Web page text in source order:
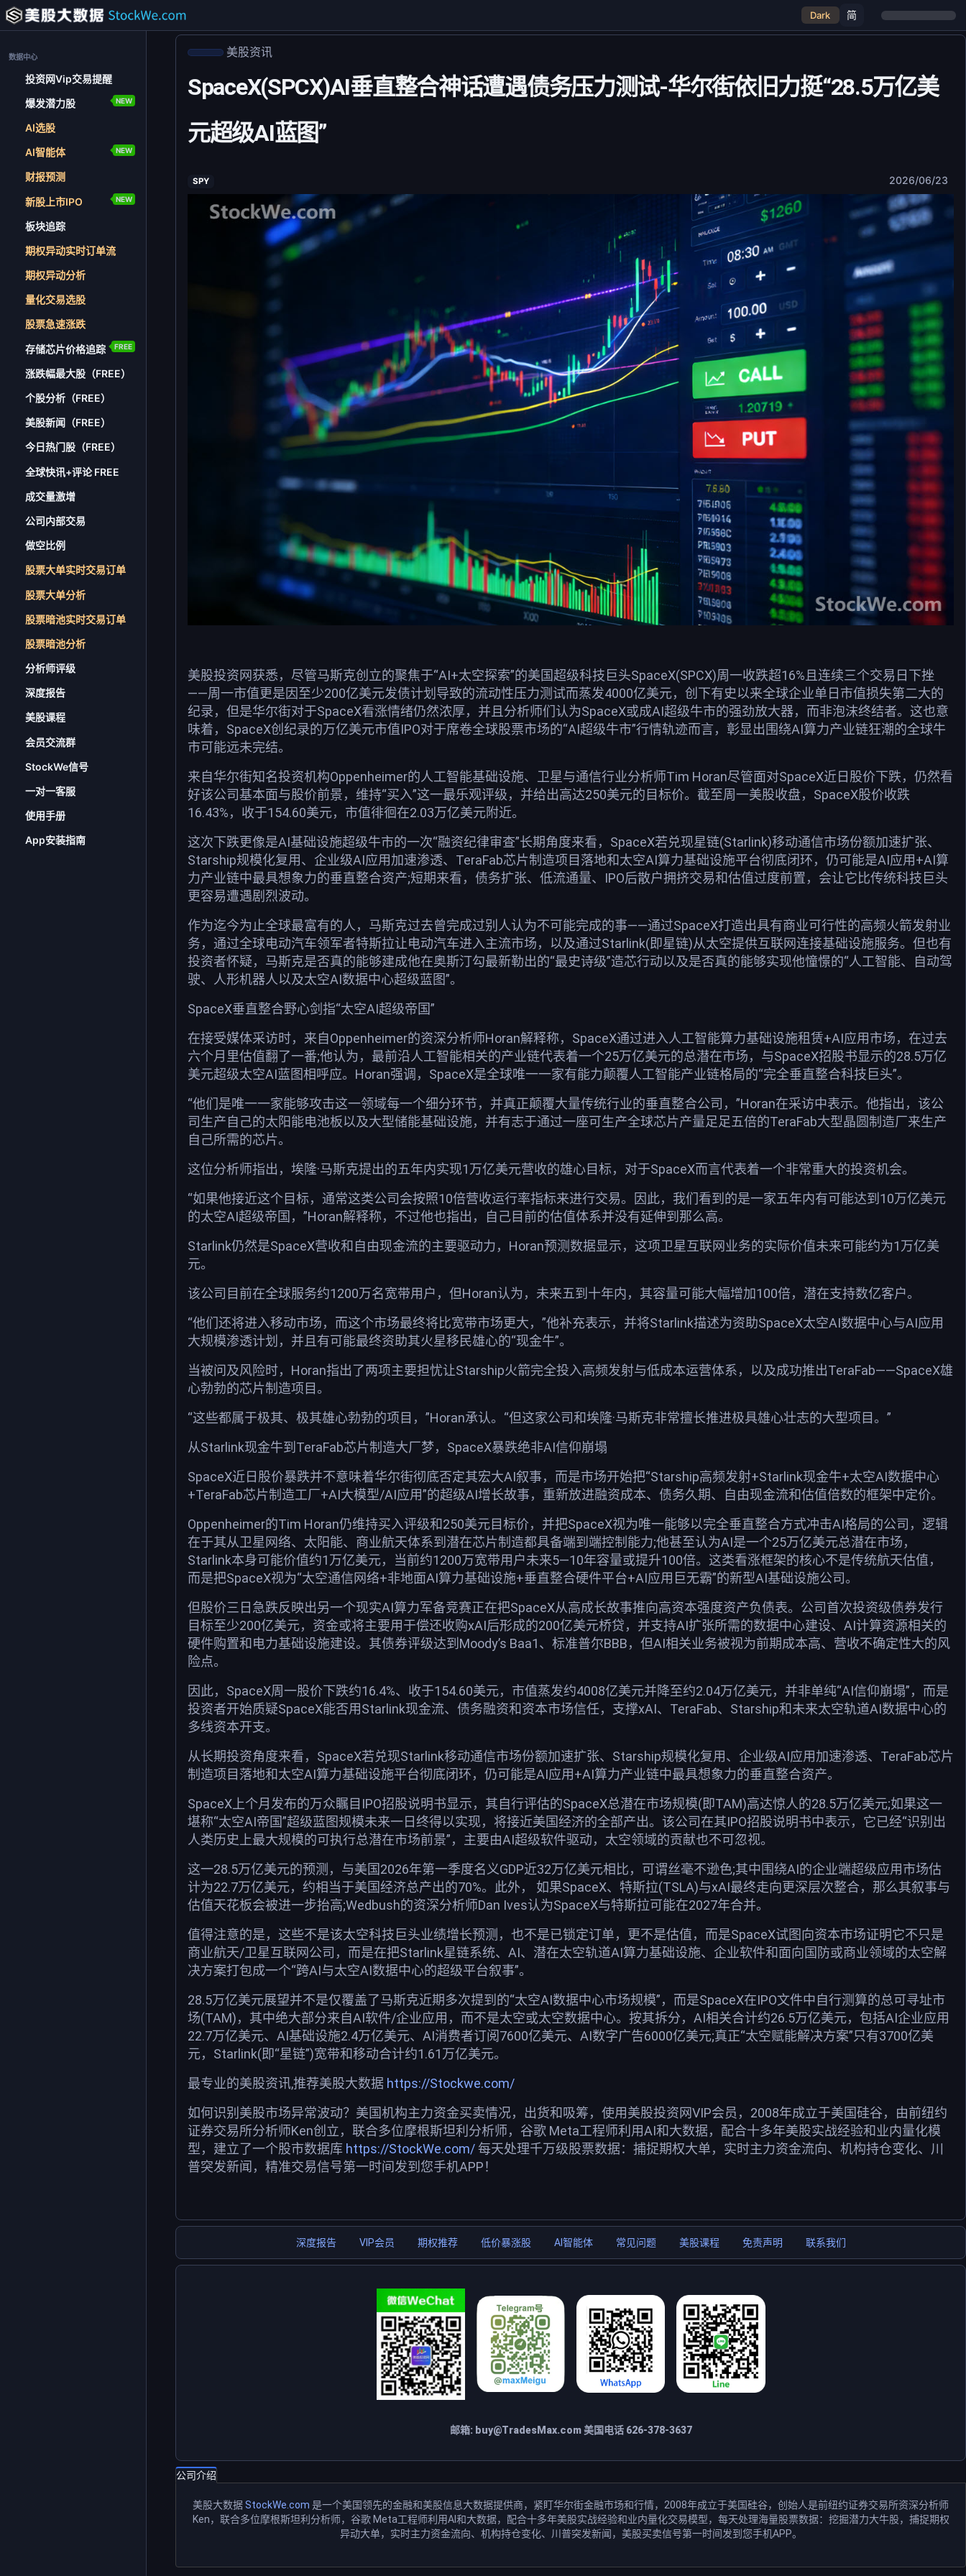
数据中心
投资网Vip交易提醒
爆发潜力股 NEW
AI选股
AI智能体 NEW
财报预测
新股上市IPO NEW
板块追踪
期权异动实时订单流
期权异动分析
量化交易选股
股票急速涨跌
存储芯片价格追踪 FREE
涨跌幅最大股（FREE）
个股分析（FREE）
美股新闻（FREE）
今日热门股（FREE）
全球快讯+评论 FREE
成交量激增
公司内部交易
做空比例
股票大单实时交易订单
股票大单分析
股票暗池实时交易订单
股票暗池分析
分析师评级
深度报告
美股课程
会员交流群
StockWe信号
一对一客服
使用手册
App安装指南
Dark 简
美股资讯
SpaceX(SPCX)AI垂直整合神话遭遇债务压力测试-华尔街依旧力挺“28.5万亿美
元超级AI蓝图”
SPY 2026/06/23
美股投资网获悉，尽管马斯克创立的聚焦于“AI+太空探索”的美国超级科技巨头SpaceX(SPCX)周一收跌超16%且连续三个交易日下挫
——周一市值更是因至少200亿美元发债计划导致的流动性压力测试而蒸发4000亿美元，创下有史以来全球企业单日市值损失第二大的
纪录，但是华尔街对于SpaceX看涨情绪仍然浓厚，并且分析师们认为SpaceX或成AI超级牛市的强劲放大器，而非泡沫终结者。这也意
味着，SpaceX创纪录的万亿美元市值IPO对于席卷全球股票市场的“AI超级牛市”行情轨迹而言，彰显出围绕AI算力产业链狂潮的全球牛
市可能远未完结。
来自华尔街知名投资机构Oppenheimer的人工智能基础设施、卫星与通信行业分析师Tim Horan尽管面对SpaceX近日股价下跌，仍然看
好该公司基本面与股价前景，维持“买入”这一最乐观评级，并给出高达250美元的目标价。截至周一美股收盘，SpaceX股价收跌
16.43%，收于154.60美元，市值徘徊在2.03万亿美元附近。
这次下跌更像是AI基础设施超级牛市的一次“融资纪律审查”长期角度来看，SpaceX若兑现星链(Starlink)移动通信市场份额加速扩张、
Starship规模化复用、企业级AI应用加速渗透、TeraFab芯片制造项目落地和太空AI算力基础设施平台彻底闭环，仍可能是AI应用+AI算
力产业链中最具想象力的垂直整合资产;短期来看，债务扩张、低流通量、IPO后散户拥挤交易和估值过度前置，会让它比传统科技巨头
更容易遭遇剧烈波动。
作为迄今为止全球最富有的人，马斯克过去曾完成过别人认为不可能完成的事——通过SpaceX打造出具有商业可行性的高频火箭发射业
务，通过全球电动汽车领军者特斯拉让电动汽车进入主流市场，以及通过Starlink(即星链)从太空提供互联网连接基础设施服务。但也有
投资者怀疑，马斯克是否真的能够建成他在奥斯汀勾最新勒出的“最史诗级”造芯行动以及是否真的能够实现他憧憬的“人工智能、自动驾
驶、人形机器人以及太空AI数据中心超级蓝图”。
SpaceX垂直整合野心剑指“太空AI超级帝国”
在接受媒体采访时，来自Oppenheimer的资深分析师Horan解释称，SpaceX通过进入人工智能算力基础设施租赁+AI应用市场，在过去
六个月里估值翻了一番;他认为，最前沿人工智能相关的产业链代表着一个25万亿美元的总潜在市场，与SpaceX招股书显示的28.5万亿
美元超级太空AI蓝图相呼应。Horan强调，SpaceX是全球唯一一家有能力颠覆人工智能产业链格局的“完全垂直整合科技巨头”。
“他们是唯一一家能够攻击这一领域每一个细分环节，并真正颠覆大量传统行业的垂直整合公司，”Horan在采访中表示。他指出，该公
司生产自己的太阳能电池板以及大型储能基础设施，并有志于通过一座可生产全球芯片产量足足五倍的TeraFab大型晶圆制造厂来生产
自己所需的芯片。
这位分析师指出，埃隆·马斯克提出的五年内实现1万亿美元营收的雄心目标，对于SpaceX而言代表着一个非常重大的投资机会。
“如果他接近这个目标，通常这类公司会按照10倍营收运行率指标来进行交易。因此，我们看到的是一家五年内有可能达到10万亿美元
的太空AI超级帝国，”Horan解释称，不过他也指出，自己目前的估值体系并没有延伸到那么高。
Starlink仍然是SpaceX营收和自由现金流的主要驱动力，Horan预测数据显示，这项卫星互联网业务的实际价值未来可能约为1万亿美
元。
该公司目前在全球服务约1200万名宽带用户，但Horan认为，未来五到十年内，其容量可能大幅增加100倍，潜在支持数亿客户。
“他们还将进入移动市场，而这个市场最终将比宽带市场更大，”他补充表示，并将Starlink描述为资助SpaceX太空AI数据中心与AI应用
大规模渗透计划，并且有可能最终资助其火星移民雄心的“现金牛”。
当被问及风险时，Horan指出了两项主要担忧让Starship火箭完全投入高频发射与低成本运营体系，以及成功推出TeraFab——SpaceX雄
心勃勃的芯片制造项目。
“这些都属于极其、极其雄心勃勃的项目，”Horan承认。“但这家公司和埃隆·马斯克非常擅长推进极具雄心壮志的大型项目。”
从Starlink现金牛到TeraFab芯片制造大厂梦，SpaceX暴跌绝非AI信仰崩塌
SpaceX近日股价暴跌并不意味着华尔街彻底否定其宏大AI叙事，而是市场开始把“Starship高频发射+Starlink现金牛+太空AI数据中心
+TeraFab芯片制造工厂+AI大模型/AI应用”的超级AI增长故事，重新放进融资成本、债务久期、自由现金流和估值倍数的框架中定价。
Oppenheimer的Tim Horan仍维持买入评级和250美元目标价，并把SpaceX视为唯一能够以完全垂直整合方式冲击AI格局的公司，逻辑
在于其从卫星网络、太阳能、商业航天体系到潜在芯片制造都具备端到端控制能力;他甚至认为AI是一个25万亿美元总潜在市场，
Starlink本身可能价值约1万亿美元，当前约1200万宽带用户未来5—10年容量或提升100倍。这类看涨框架的核心不是传统航天估值，
而是把SpaceX视为“太空通信网络+非地面AI算力基础设施+垂直整合硬件平台+AI应用巨无霸”的新型AI基础设施公司。
但股价三日急跌反映出另一个现实AI算力军备竞赛正在把SpaceX从高成长故事推向高资本强度资产负债表。公司首次投资级债券发行
目标至少200亿美元，资金或将主要用于偿还收购xAI后形成的200亿美元桥贷，并支持AI扩张所需的数据中心建设、AI计算资源相关的
硬件购置和电力基础设施建设。其债券评级达到Moody’s Baa1、标准普尔BBB，但AI相关业务被视为前期成本高、营收不确定性大的风
险点。
因此，SpaceX周一股价下跌约16.4%、收于154.60美元，市值蒸发约4008亿美元并降至约2.04万亿美元，并非单纯“AI信仰崩塌”，而是
投资者开始质疑SpaceX能否用Starlink现金流、债务融资和资本市场信任，支撑xAI、TeraFab、Starship和未来太空轨道AI数据中心的
多线资本开支。
从长期投资角度来看，SpaceX若兑现Starlink移动通信市场份额加速扩张、Starship规模化复用、企业级AI应用加速渗透、TeraFab芯片
制造项目落地和太空AI算力基础设施平台彻底闭环，仍可能是AI应用+AI算力产业链中最具想象力的垂直整合资产。
SpaceX上个月发布的万众瞩目IPO招股说明书显示，其自行评估的SpaceX总潜在市场规模(即TAM)高达惊人的28.5万亿美元;如果这一
堪称“太空AI帝国”超级蓝图规模未来一日终得以实现，将接近美国经济的全部产出。该公司在其IPO招股说明书中表示，它已经“识别出
人类历史上最大规模的可执行总潜在市场前景”，主要由AI超级软件驱动，太空领域的贡献也不可忽视。
这一28.5万亿美元的预测，与美国2026年第一季度名义GDP近32万亿美元相比，可谓丝毫不逊色;其中围绕AI的企业端超级应用市场估
计为22.7万亿美元，约相当于美国经济总产出的70%。此外， 如果SpaceX、特斯拉(TSLA)与xAI最终走向更深层次整合，那么其叙事与
估值天花板会被进一步抬高;Wedbush的资深分析师Dan Ives认为SpaceX与特斯拉可能在2027年合并。
值得注意的是，这些不是该太空科技巨头业绩增长预测，也不是已锁定订单，更不是估值，而是SpaceX试图向资本市场证明它不只是
商业航天/卫星互联网公司，而是在把Starlink星链系统、AI、潜在太空轨道AI算力基础设施、企业软件和面向国防或商业领域的太空解
决方案打包成一个“跨AI与太空AI数据中心的超级平台叙事”。
28.5万亿美元展望并不是仅覆盖了马斯克近期多次提到的“太空AI数据中心市场规模”，而是SpaceX在IPO文件中自行测算的总可寻址市
场(TAM)，其中绝大部分来自AI软件/企业应用，而不是太空或太空数据中心。按其拆分，AI相关合计约26.5万亿美元，包括AI企业应用
22.7万亿美元、AI基础设施2.4万亿美元、AI消费者订阅7600亿美元、AI数字广告6000亿美元;真正“太空赋能解决方案”只有3700亿美
元，Starlink(即“星链”)宽带和移动合计约1.61万亿美元。
最专业的美股资讯,推荐美股大数据 https://Stockwe.com/
如何识别美股市场异常波动？美国机构主力资金买卖情况，出货和吸筹，使用美股投资网VIP会员，2008年成立于美国硅谷，由前纽约
证券交易所分析师Ken创立，联合多位摩根斯坦利分析师，谷歌 Meta工程师利用AI和大数据，配合十多年美股实战经验和业内量化模
型，建立了一个股市数据库 https://StockWe.com/每天处理千万级股票数据：捕捉期权大单，实时主力资金流向、机构持仓变化、川
普突发新闻，精准交易信号第一时间发到您手机APP！
深度报告 VIP会员 期权推荐 低价暴涨股 AI智能体 常见问题 美股课程 免责声明 联系我们
邮箱: buy@TradesMax.com美国电话 626-378-3637
公司介绍
美股大数据StockWe.com 是一个美国领先的金融和美股信息大数据提供商，紧盯华尔街金融市场和行情，2008年成立于美国硅谷，创始人是前纽约证券交易所资深分析师
Ken，联合多位摩根斯坦利分析师，谷歌 Meta工程师利用AI和大数据，配合十多年美股实战经验和业内量化交易模型，每天处理海量股票数据：挖掘潜力大牛股，捕捉期权
异动大单，实时主力资金流向、机构持仓变化、川普突发新闻，美股买卖信号第一时间发到您手机APP。